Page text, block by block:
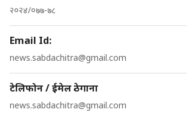
२०२४/०७७-७८
Email Id:
news.sabdachitra@gmail.com
टेलिफोन / ईमेल ठेगाना
news.sabdachitra@gmail.com